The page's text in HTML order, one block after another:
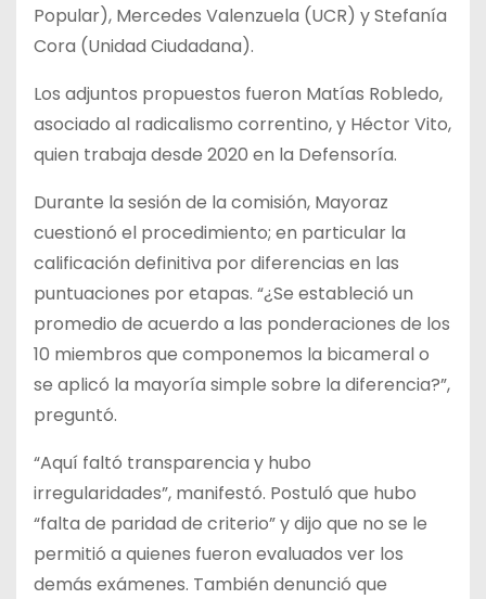
Popular), Mercedes Valenzuela (UCR) y Stefanía
Cora (Unidad Ciudadana).
Los adjuntos propuestos fueron Matías Robledo,
asociado al radicalismo correntino, y Héctor Vito,
quien trabaja desde 2020 en la Defensoría.
Durante la sesión de la comisión, Mayoraz
cuestionó el procedimiento; en particular la
calificación definitiva por diferencias en las
puntuaciones por etapas. “¿Se estableció un
promedio de acuerdo a las ponderaciones de los
10 miembros que componemos la bicameral o
se aplicó la mayoría simple sobre la diferencia?”,
preguntó.
“Aquí faltó transparencia y hubo
irregularidades”, manifestó. Postuló que hubo
“falta de paridad de criterio” y dijo que no se le
permitió a quienes fueron evaluados ver los
demás exámenes. También denunció que